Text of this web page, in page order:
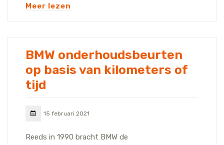
Meer lezen
BMW onderhoudsbeurten
op basis van kilometers of
tijd
15 februari 2021
Reeds in 1990 bracht BMW de